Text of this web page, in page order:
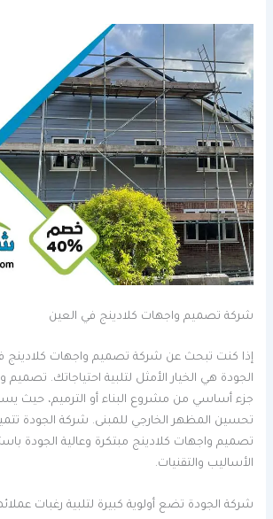
شركة تصميم واجهات كلادينج في العين
إذا كنت تبحث عن شركة تصميم واجهات كلادينج
الجودة هي الخيار الأمثل لتلبية احتياجاتك.
جزء أساسي من مشروع البناء أو الترميم، حيث
تحسين المظهر الخارجي للمبنى. شركة الجودة
تصميم واجهات كلادينج مبتكرة وعالية الجودة
الأساليب والتقنيات.
شركة الجودة تضع أولوية كبيرة لتلبية رغبات